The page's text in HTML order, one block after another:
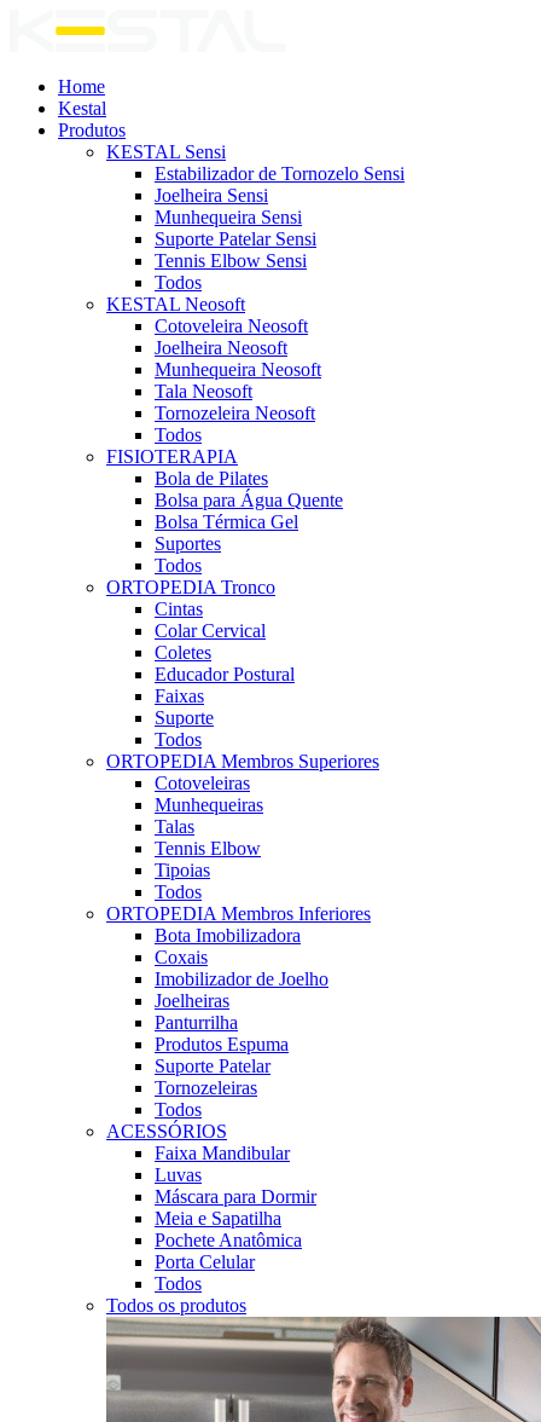
Home
Kestal
Produtos
KESTAL Sensi
Estabilizador de Tornozelo Sensi
Joelheira Sensi
Munhequeira Sensi
Suporte Patelar Sensi
Tennis Elbow Sensi
Todos
KESTAL Neosoft
Cotoveleira Neosoft
Joelheira Neosoft
Munhequeira Neosoft
Tala Neosoft
Tornozeleira Neosoft
Todos
FISIOTERAPIA
Bola de Pilates
Bolsa para Água Quente
Bolsa Térmica Gel
Suportes
Todos
ORTOPEDIA Tronco
Cintas
Colar Cervical
Coletes
Educador Postural
Faixas
Suporte
Todos
ORTOPEDIA Membros Superiores
Cotoveleiras
Munhequeiras
Talas
Tennis Elbow
Tipoias
Todos
ORTOPEDIA Membros Inferiores
Bota Imobilizadora
Coxais
Imobilizador de Joelho
Joelheiras
Panturrilha
Produtos Espuma
Suporte Patelar
Tornozeleiras
Todos
ACESSÓRIOS
Faixa Mandibular
Luvas
Máscara para Dormir
Meia e Sapatilha
Pochete Anatômica
Porta Celular
Todos
Todos os produtos